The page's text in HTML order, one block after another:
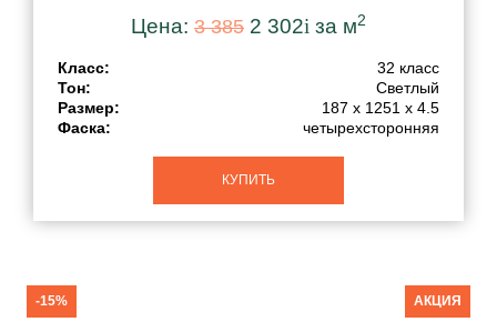
Classic Plank Premium Click
Classic Plank Optimum Glue
Namsen pad pro
Namsen pro
Viskan pad pro
Цена: 3 385 2 302i за м2
Класс:
32 класс
Тон:
Светлый
Размер:
187 x 1251 x 4.5
Фаска:
четырехсторонняя
КУПИТЬ
-15% АКЦИЯ